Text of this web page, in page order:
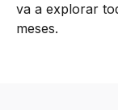
va a explorar
meses.